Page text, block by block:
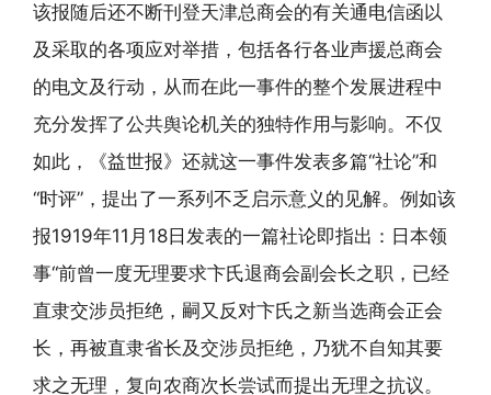
该报随后还不断刊登天津总商会的有关通电信函以
及采取的各项应对举措，包括各行各业声援总商会
的电文及行动，从而在此一事件的整个发展进程中
充分发挥了公共舆论机关的独特作用与影响。不仅
如此，《益世报》还就这一事件发表多篇“社论”和
“时评”，提出了一系列不乏启示意义的见解。例如该
报1919年11月18日发表的一篇社论即指出：日本领
事“前曾一度无理要求卞氏退商会副会长之职，已经
直隶交涉员拒绝，嗣又反对卞氏之新当选商会正会
长，再被直隶省长及交涉员拒绝，乃犹不自知其要
求之无理，复向农商次长尝试而提出无理之抗议。